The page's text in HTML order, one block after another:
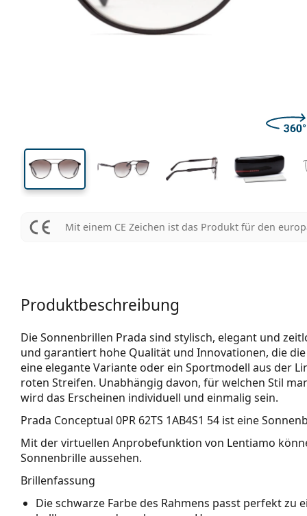
Mit einem CE Zeichen ist das Produkt für den
Produktbeschreibung
Die Sonnenbrillen Prada sind stylisch, elegant und
und garantiert hohe Qualität und Innovationen, die
eine elegante Variante oder ein Sportmodell aus der
roten Streifen. Unabhängig davon, für welchen Stil
wird das Erscheinen individuell und einmalig sein.
Prada Conceptual 0PR 62TS 1AB4S1 54 ist eine
Mit der virtuellen Anprobefunktion von Lentiamo
Sonnenbrille aussehen.
Brillenfassung
Die schwarze Farbe des Rahmens passt perfekt